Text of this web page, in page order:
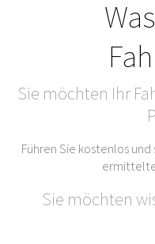
Sie möchten Ihr
Führen Sie kostenlos
Sie möchten